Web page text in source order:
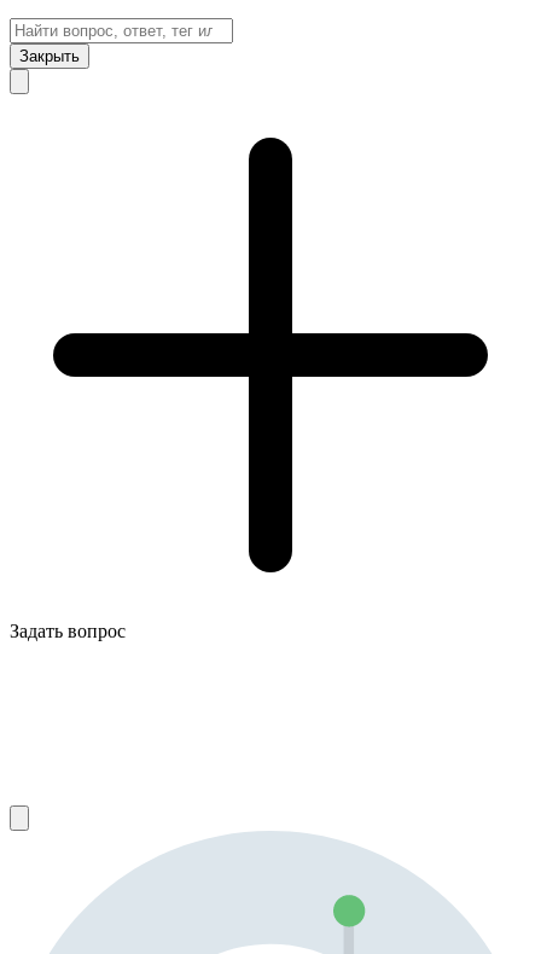
Закрыть
Задать вопрос